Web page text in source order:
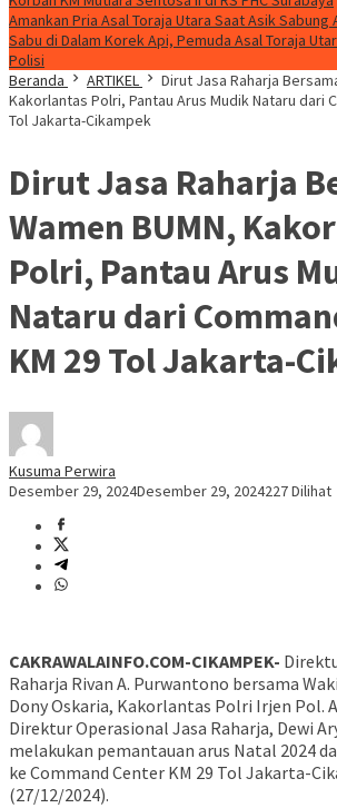
Amankan Pria Asal Toraja Utara Saat Asik Sabung
Sabu di Dalam Korek Api, Pemuda Asal Toraja
Polisi
Beranda
ARTIKEL
Dirut Jasa Raharja
Kakorlantas Polri, Pantau Arus Mudik Nataru dari
Tol Jakarta-Cikampek
Dirut Jasa Raharja
Wamen BUMN,
Polri, Pantau Arus
Nataru dari
KM 29 Tol Jakarta-
Kusuma Perwira
Desember 29, 2024Desember 29, 2024227 Dilihat
CAKRAWALAINFO.COM-CIKAMPEK-
Raharja Rivan A. Purwantono bersama
Dony Oskaria, Kakorlantas Polri Irjen Pol.
Direktur Operasional Jasa Raharja, Dewi
melakukan pemantauan arus Natal 2024
ke Command Center KM 29 Tol Jakarta-
(27/12/2024).